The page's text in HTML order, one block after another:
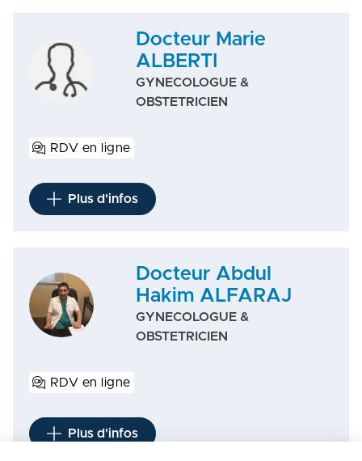
Docteur Marie
ALBERTI
GYNECOLOGUE &
OBSTETRICIEN
RDV en ligne
Plus d'infos
Docteur Abdul
Hakim ALFARAJ
GYNECOLOGUE &
OBSTETRICIEN
RDV en ligne
Plus d'infos